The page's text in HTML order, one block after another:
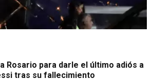
Rosario para darle el último adiós a
tras su fallecimiento